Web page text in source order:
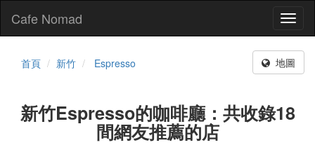
Cafe Nomad
地圖
首頁 新竹 Espresso
新竹Espresso的咖啡廳：共收錄18
間網友推薦的店